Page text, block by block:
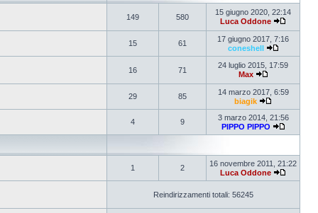
149 580
15 giugno 2020, 22:14
Luca Oddone
15 61
17 giugno 2017, 7:16
coneshell
16 71
24 luglio 2015, 17:59
Max
29 85
14 marzo 2017, 6:59
biagik
4 9
3 marzo 2014, 21:56
PIPPO PIPPO
1 2
16 novembre 2011, 21:22
Luca Oddone
Reindirizzamenti totali: 56245